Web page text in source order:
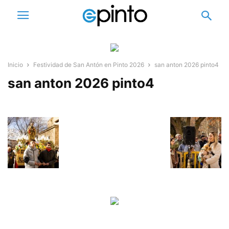
Inicio Festividad de San Antón en Pinto 2026 san anton 2026 pinto4
san anton 2026 pinto4